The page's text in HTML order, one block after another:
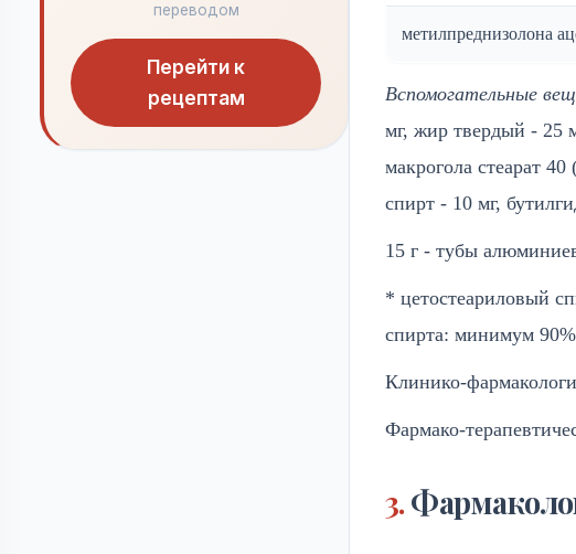
Особые указания
Лекарственное
взаимодействие
переводом
Перейти к
рецептам
метилпреднизолона
Вспомогательные
мг, жир твердый - 25
макрогола стеарат
спирт - 10 мг,
15 г - тубы
* цетостеариловый
спирта: минимум
Клинико-
Фармако-